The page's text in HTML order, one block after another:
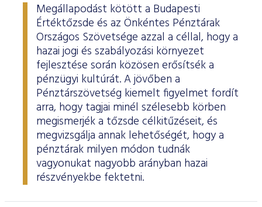
Megállapodást kötött a Budapesti
Értéktőzsde és az Önkéntes Pénztárak
Országos Szövetsége azzal a céllal, hogy a
hazai jogi és szabályozási környezet
fejlesztése során közösen erősítsék a
pénzügyi kultúrát. A jövőben a
Pénztárszövetség kiemelt figyelmet fordít
arra, hogy tagjai minél szélesebb körben
megismerjék a tőzsde célkitűzéseit, és
megvizsgálja annak lehetőségét, hogy a
pénztárak milyen módon tudnák
vagyonukat nagyobb arányban hazai
részvényekbe fektetni.